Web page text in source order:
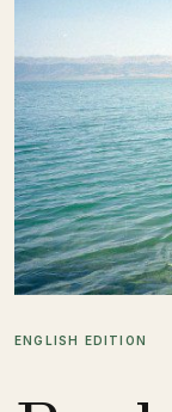
ENGLISH EDITION